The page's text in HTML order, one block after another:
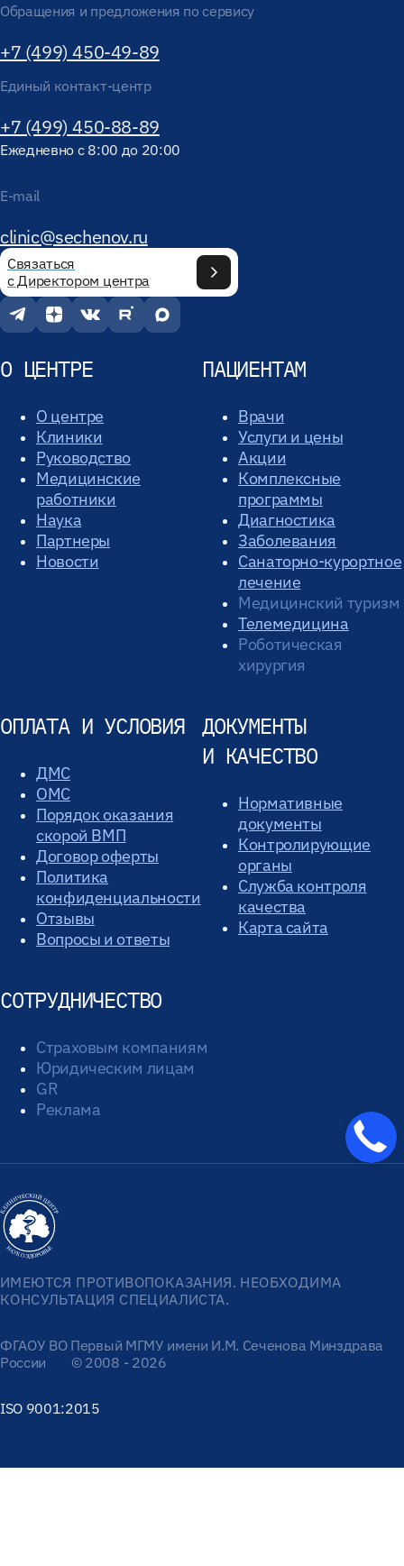
Обращения и предложения по сервису
+7 (499) 450-49-89
Единый контакт-центр
+7 (499) 450-88-89
Ежедневно с 8:00 до 20:00
E-mail
clinic@sechenov.ru
Связаться
с Директором центра
О ЦЕНТРЕ
О центре
Клиники
Руководство
Медицинские
работники
Наука
Партнеры
Новости
ПАЦИЕНТАМ
Врачи
Услуги и цены
Акции
Комплексные
программы
Диагностика
Заболевания
Санаторно-курортное
лечение
Медицинский туризм
Телемедицина
Роботическая
хирургия
ОПЛАТА И УСЛОВИЯ
ДМС
ОМС
Порядок оказания
скорой ВМП
Договор оферты
Политика
конфиденциальности
Отзывы
Вопросы и ответы
ДОКУМЕНТЫ
И КАЧЕСТВО
Нормативные
документы
Контролирующие
органы
Служба контроля
качества
Карта сайта
СОТРУДНИЧЕСТВО
Страховым компаниям
Юридическим лицам
GR
Реклама
ИМЕЮТСЯ ПРОТИВОПОКАЗАНИЯ. НЕОБХОДИМА
КОНСУЛЬТАЦИЯ СПЕЦИАЛИСТА.
ФГАОУ ВО Первый МГМУ имени И.М. Сеченова Минздрава
России
© 2008 - 2026
ISO 9001:2015